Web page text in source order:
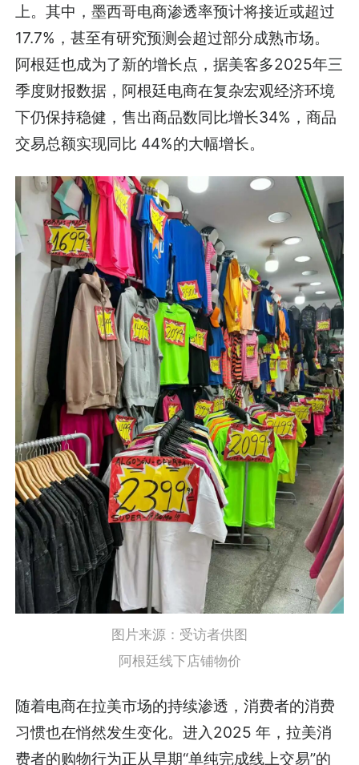
上。其中，墨西哥电商渗透率预计将接近或超过
17.7%，甚至有研究预测会超过部分成熟市场。
阿根廷也成为了新的增长点，据美客多2025年三
季度财报数据，阿根廷电商在复杂宏观经济环境
下仍保持稳健，售出商品数同比增长34%，商品
交易总额实现同比 44%的大幅增长。
图片来源：受访者供图
阿根廷线下店铺物价
随着电商在拉美市场的持续渗透，消费者的消费
习惯也在悄然发生变化。进入2025 年，拉美消
费者的购物行为正从早期“单纯完成线上交易”的